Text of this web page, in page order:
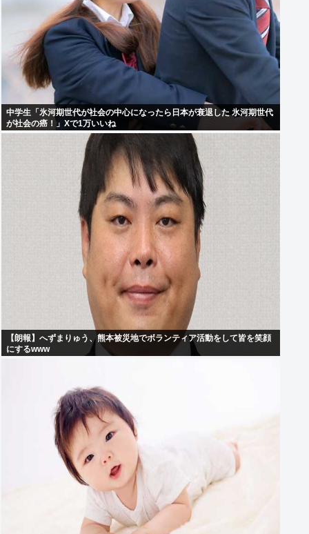
中学生「氷河期世代が社会の中心になったら日本が衰退した 氷河期世代
が社会の癌！」Xで1万いいね
【朗報】へずまりゅう、熊本被災地でボランティア活動をして皆を笑顔
にするwww